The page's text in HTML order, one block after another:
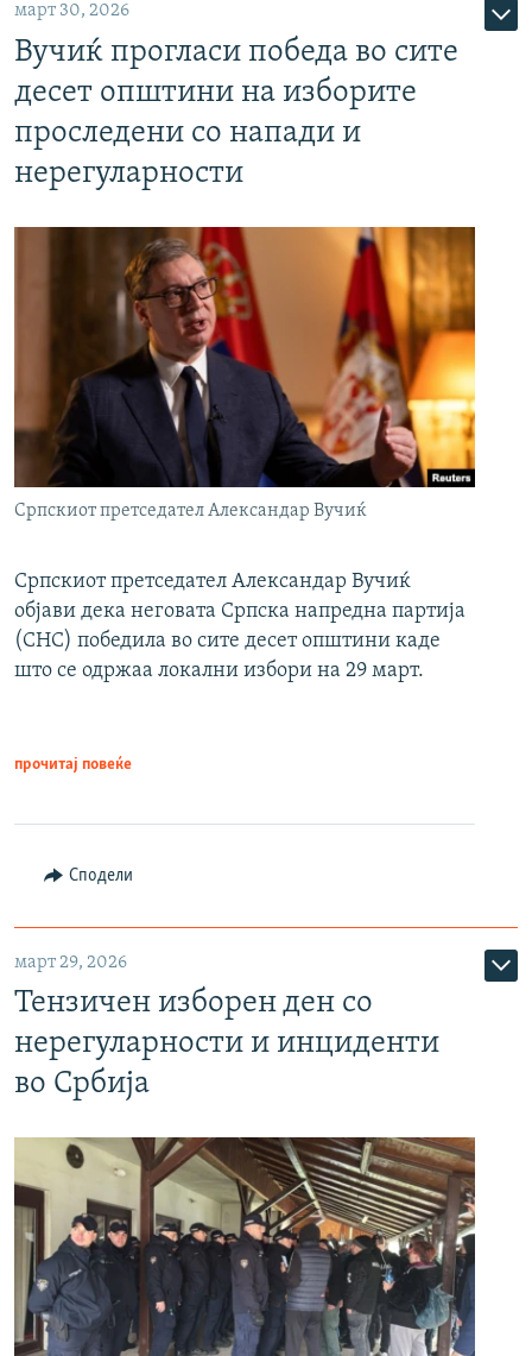
март 30, 2026
Вучиќ прогласи победа во сите
десет општини на изборите
проследени со напади и
нерегуларности
Српскиот претседател Александар Вучиќ
Српскиот претседател Александар Вучиќ
објави дека неговата Српска напредна партија
(СНС) победила во сите десет општини каде
што се одржаа локални избори на 29 март.
прочитај повеќе
Сподели
март 29, 2026
Тензичен изборен ден со
нерегуларности и инциденти
во Србија